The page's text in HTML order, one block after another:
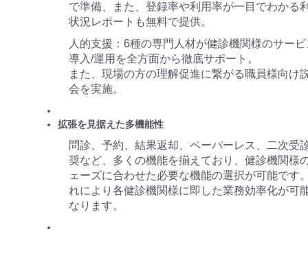
で準備、また、登録率や利用率が一目でわかる
状況レポートも無料で提供。
人的支援：6種の専門人材が健診機関様のサービ
導入/運用を全方面から徹底サポート。
また、現場の方の理解促進に繋がる職員様向け
会を実施。
拡張を見据えた多機能性
問診、予約、結果返却、ペーパーレス、二次受
奨など、多くの機能を揃えており、健診機関様
ェーズに合わせた必要な機能の選択が可能です
れにより各健診機関様に即した業務効率化が可
なります。